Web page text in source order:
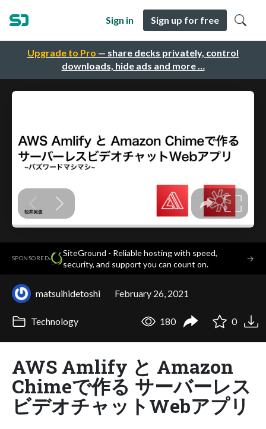
Upgrade to Pro — share decks privately, control
downloads, hide ads and more …
Sign in Sign up for free
SPONSORED·
SiteGround - Reliable hosting with speed,
security, and support you can count on.
→
matsuihidetoshi February 26, 2021
Technology 180 0
AWS Amlify と Amazon
Chimeで作る サーバーレス
ビデオチャットWebアプリ